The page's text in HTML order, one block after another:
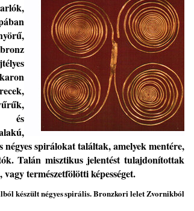
és
,
négyesspirálokat találtak, amelyekmentére,
Talán misztikus jelentést tulajdonítottak
vagy természetfölöttiképességet.
készültnégyesspirális. Bronzkori leletZvornikból